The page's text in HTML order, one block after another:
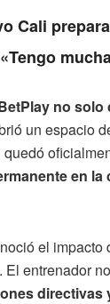
Cali
no
un espacio
en la
el impacto
. El entrenador
directivas